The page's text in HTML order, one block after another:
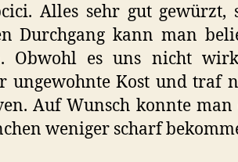
Alles sehr gut gewürzt,
Durchgang kann man
Obwohl es uns nicht
ungewohnte Kost und traf
Auf Wunsch konnte man
weniger scharf